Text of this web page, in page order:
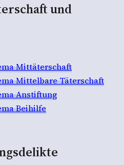
und
Mittäterschaft
Mittelbare Täterschaft
Anstiftung
Beihilfe